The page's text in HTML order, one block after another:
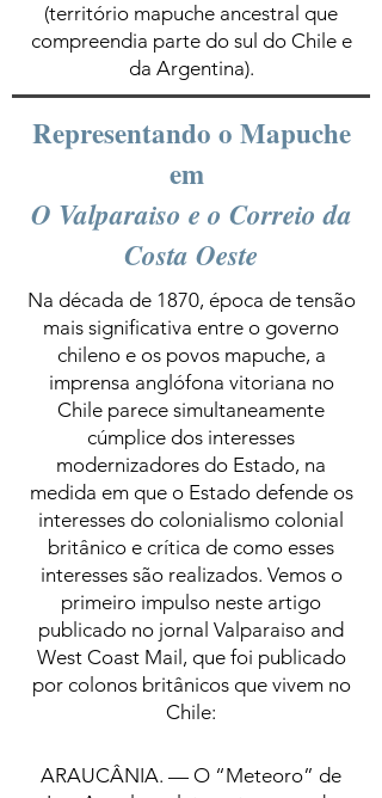
(território mapuche ancestral que
compreendia parte do sul do Chile e
da Argentina).
Representando o Mapuche
em
O Valparaiso e o Correio da
Costa Oeste
Na década de 1870, época de tensão
mais significativa entre o governo
chileno e os povos mapuche, a
imprensa anglófona vitoriana no
Chile parece simultaneamente
cúmplice dos interesses
modernizadores do Estado, na
medida em que o Estado defende os
interesses do colonialismo colonial
britânico e crítica de como esses
interesses são realizados. Vemos o
primeiro impulso neste artigo
publicado no jornal Valparaiso and
West Coast Mail, que foi publicado
por colonos britânicos que vivem no
Chile:
ARAUCÂNIA. — O “Meteoro” de